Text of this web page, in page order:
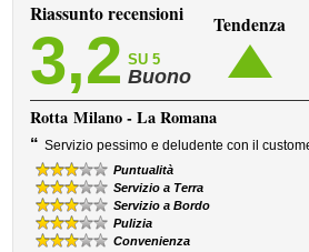
Riassunto recensioni
3,2 SU 5
Buono
Tendenza
RottaMilano - La Romana
“ Servizio pessimo e deludente con il
Puntualità
Servizio a Terra
Servizio a Bordo
Pulizia
Convenienza